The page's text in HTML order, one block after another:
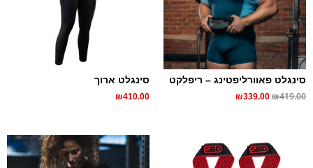
סינגלט פאוורליפטינג – ריפלקט
₪419.00
₪339.00
סינגלט ארוך
₪410.00